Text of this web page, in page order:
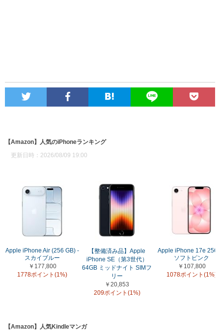
【Amazon】人気のiPhoneランキング
更新日時：2026/08/09 19:00
Apple iPhone Air (256 GB) -
スカイブルー
￥177,800
1778ポイント(1%)
【整備済み品】Apple
iPhone SE（第3世代）
64GB ミッドナイト SIMフ
リー
￥20,853
209ポイント(1%)
Apple iPhone 17e
ソフトピンク
￥107,800
1078ポイント(1%)
【Amazon】人気Kindleマンガ